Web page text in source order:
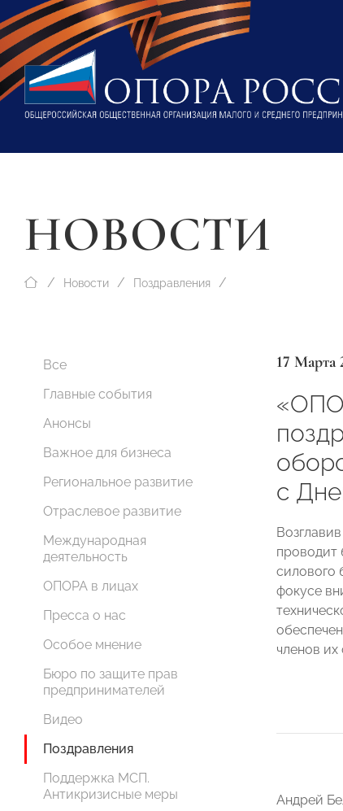
НОВОСТИ
Новости Поздравления
Все
Главные события
Анонсы
Важное для бизнеса
Региональное развитие
Отраслевое развитие
Международная
деятельность
ОПОРА в лицах
Пресса о нас
Особое мнение
Бюро по защите прав
предпринимателей
Видео
Поздравления
Поддержка МСП.
Антикризисные меры
17 Марта
с
проводит
силового
фокусе
членов
Андрей